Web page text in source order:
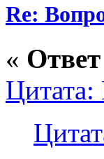
Re:
«